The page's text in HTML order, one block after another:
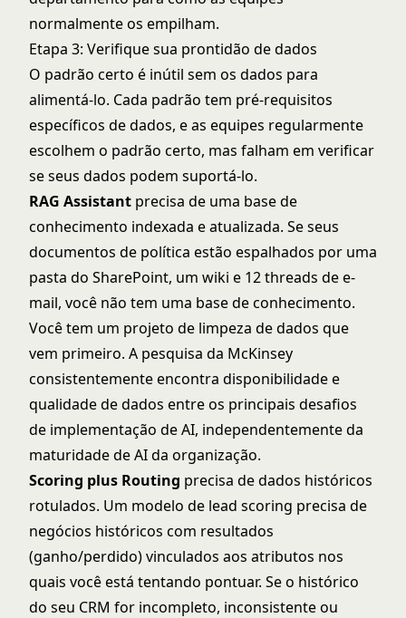
normalmente os empilham.
Etapa 3: Verifique sua prontidão de dados
O padrão certo é inútil sem os dados para
alimentá-lo. Cada padrão tem pré-requisitos
específicos de dados, e as equipes regularmente
escolhem o padrão certo, mas falham em verificar
se seus dados podem suportá-lo.
RAG Assistant precisa de uma base de
conhecimento indexada e atualizada. Se seus
documentos de política estão espalhados por uma
pasta do SharePoint, um wiki e 12 threads de e-
mail, você não tem uma base de conhecimento.
Você tem um projeto de limpeza de dados que
vem primeiro. A pesquisa da McKinsey
consistentemente encontra disponibilidade e
qualidade de dados entre os principais desafios
de implementação de AI, independentemente da
maturidade de AI da organização.
Scoring plus Routing precisa de dados históricos
rotulados. Um modelo de lead scoring precisa de
negócios históricos com resultados
(ganho/perdido) vinculados aos atributos nos
quais você está tentando pontuar. Se o histórico
do seu CRM for incompleto, inconsistente ou